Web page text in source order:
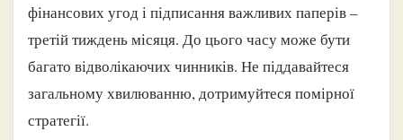
фінансових угод і підписання важливих паперів –
третій тиждень місяця. До цього часу може бути
багато відволікаючих чинників. Не піддавайтеся
загальному хвилюванню, дотримуйтеся помірної
стратегії.